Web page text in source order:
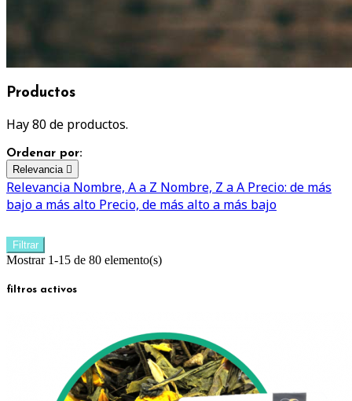
Productos
Hay 80 de productos.
Ordenar por:
Relevancia 
Relevancia Nombre, A a Z Nombre, Z a A Precio: de más
bajo a más alto Precio, de más alto a más bajo
Filtrar
Mostrar 1-15 de 80 elemento(s)
filtros activos